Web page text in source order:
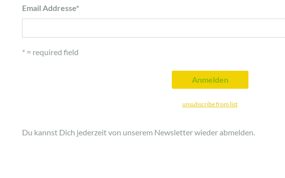
Email Addresse*
* = required field
unsubscribe from list
Du kannst Dich jederzeit von unserem Newsletter wieder abmelden.